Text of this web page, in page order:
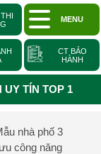
MENU
CT BẢO
HÀNH
TÍN TOP 1
nhà phố 3
công năng